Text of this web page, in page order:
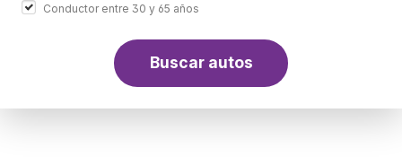
Conductor entre 30 y 65 años
Buscar autos